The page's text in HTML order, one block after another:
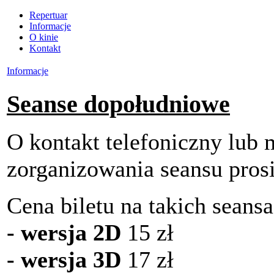
Repertuar
Informacje
O kinie
Kontakt
Informacje
Seanse dopołudniowe
O kontakt telefoniczny lub
zorganizowania seansu
Cena biletu na takich
- wersja 2D 15 zł
- wersja 3D 17 zł